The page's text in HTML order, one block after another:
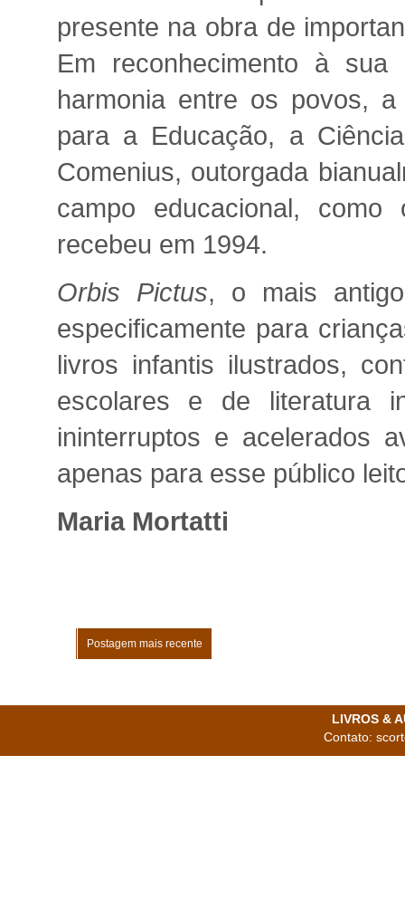
presente na obra de
Em reconhecimento à
harmonia entre os povos,
para a Educação, a
Comenius, outorgada
campo educacional,
recebeu em 1994.
Orbis Pictus, o mais
especificamente para
livros infantis ilustrados,
escolares e de literatura
ininterruptos e acelerados
apenas para esse público
Maria Mortatti
Postagem mais recente
LIVROS &
Contato: